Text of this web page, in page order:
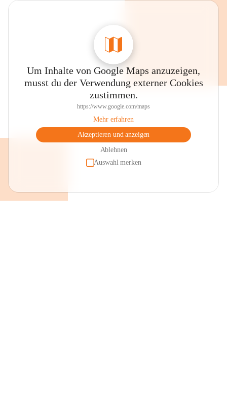
Um Inhalte von Google Maps anzuzeigen,
musst du der Verwendung externer Cookies
zustimmen.
https://www.google.com/maps
Mehr erfahren
Akzeptieren und anzeigen
Ablehnen
Auswahl merken